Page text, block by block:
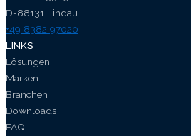
D-88131 Lindau
+49 8382 97020
LINKS
Lösungen
Marken
Branchen
Downloads
FAQ